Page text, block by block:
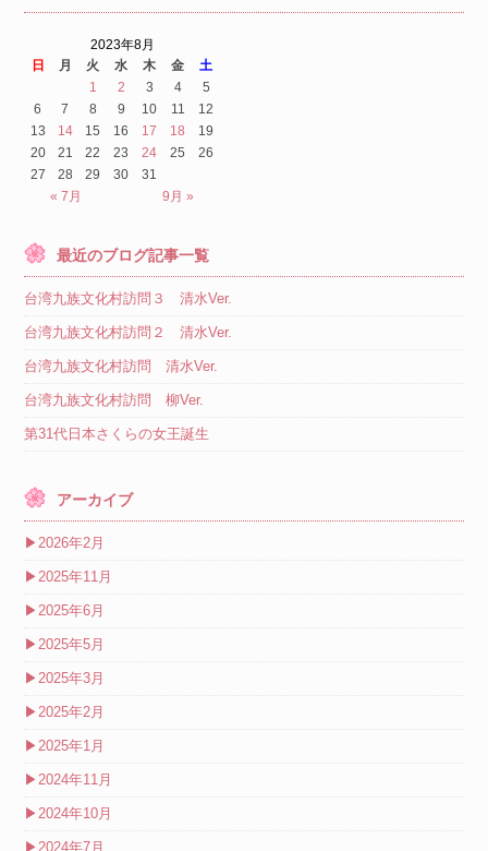
2023年8月
日
月 火 水 木 金 土
« 7月 9月 »
1 2 3 4
5
6
7 8 9 10 11
12
13
14 15 16 17 18
19
20
21 22 23 24 25
26
27
28 29 30 31
最近のブログ記事一覧
台湾九族文化村訪問３ 清水Ver.
台湾九族文化村訪問２ 清水Ver.
台湾九族文化村訪問 清水Ver.
台湾九族文化村訪問 柳Ver.
第31代日本さくらの女王誕生
アーカイブ
▶2026年2月
▶2025年11月
▶2025年6月
▶2025年5月
▶2025年3月
▶2025年2月
▶2025年1月
▶2024年11月
▶2024年10月
▶ 2024年7月